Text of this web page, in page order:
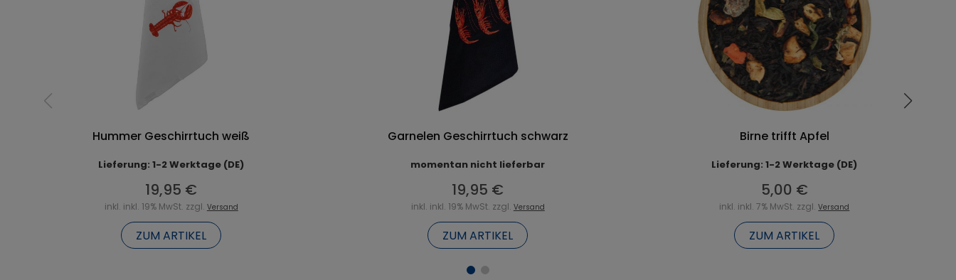
Hummer Geschirrtuch weiß
Lieferung: 1-2 Werktage (DE)
19,95 €
inkl. inkl. 19% MwSt. zzgl. Versand
ZUM ARTIKEL
Garnelen Geschirrtuch schwarz
momentan nicht lieferbar
19,95 €
inkl. inkl. 19% MwSt. zzgl. Versand
ZUM ARTIKEL
Birne trifft Apfel
Lieferung: 1-2 Werktage (DE)
5,00 €
inkl. inkl. 7% MwSt. zzgl.Versand
ZUM ARTIKEL